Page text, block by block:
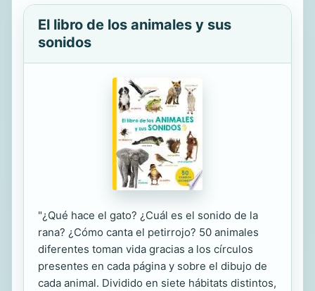
El libro de los animales y sus
sonidos
"¿Qué hace el gato? ¿Cuál es el sonido de la
rana? ¿Cómo canta el petirrojo? 50 animales
diferentes toman vida gracias a los círculos
presentes en cada página y sobre el dibujo de
cada animal. Dividido en siete hábitats distintos,